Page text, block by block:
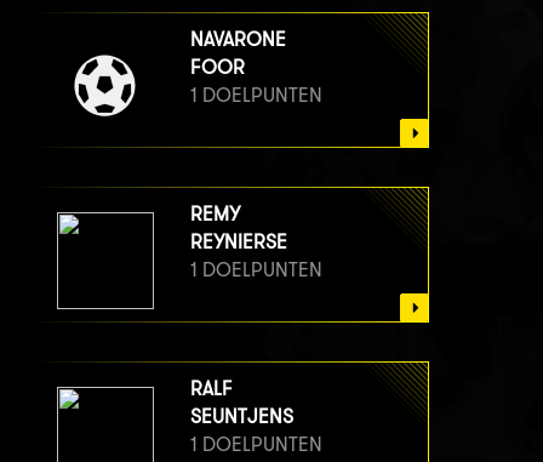
NAVARONE
FOOR
1 DOELPUNTEN
REMY
REYNIERSE
1 DOELPUNTEN
RALF
SEUNTJENS
1 DOELPUNTEN